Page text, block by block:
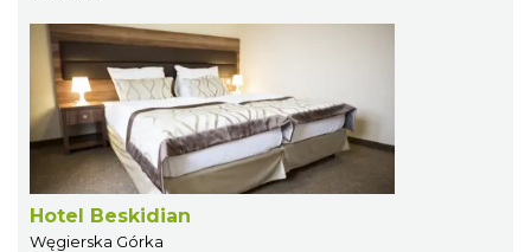
Hotel Beskidian
Węgierska Górka